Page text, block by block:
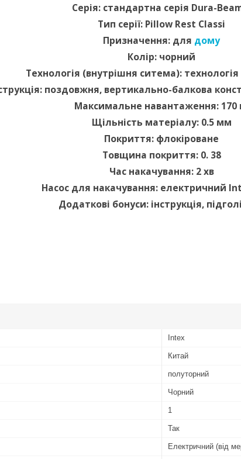
Серія: стандартна серія Dura-
Тип серії: Pillow Rest Classi
Призначення: для дому
Колір: чорний
Технологія (внутрішня ситема):
поздовжня, вертикально-балкова
Максимальне навантаження: 170
Щільність матеріалу: 0.5 мм
Покриття: флокіроване
Товщина покриття: 0. 38
Час накачування: 2 хв
Насос для накачування: електричний
Додаткові бонуси: інструкція,
Intex
Китай
полуторний
Чорний
1
Так
Електричний (від